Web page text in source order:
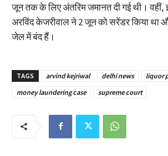
जून तक के लिए अंतरिम जमानत दी गई थी। वहीं,
अरविंद केजरीवाल ने 2 जून को सरेंडर किया था
जेल में बंद हैं।
TAGS arvind kejriwal delhi news
liquor
money laundering case
supreme court